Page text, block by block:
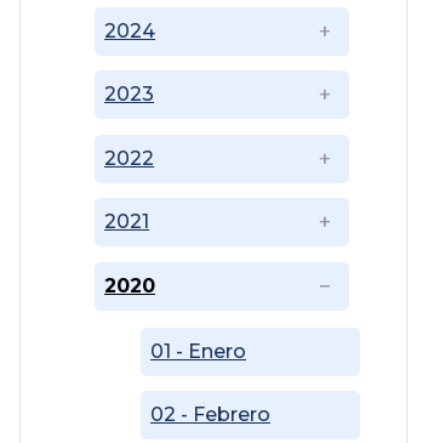
2020
01 - Enero
02 - Febrero
2021
2022
2023
2024